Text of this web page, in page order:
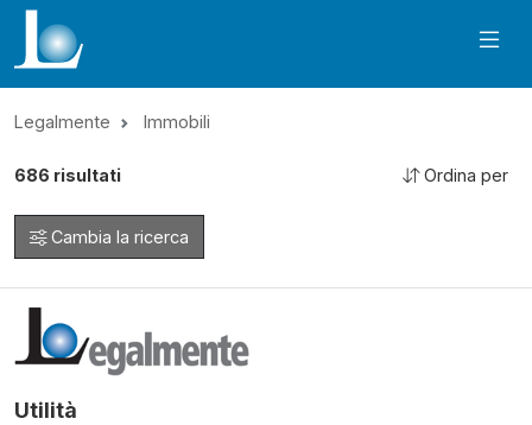
Legalmente Immobili
686 risultati Ordina per
Cambia la ricerca
Utilità